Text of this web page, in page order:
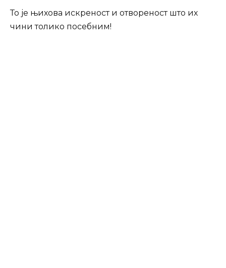
То је њихова искреност и отвореност што их
чини толико посебним!